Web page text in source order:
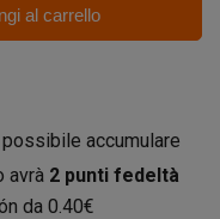
al carrello
accumulare
avrà 2 punti fedeltà
da 0.40€